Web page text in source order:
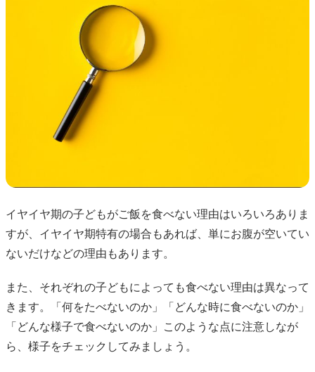
イヤイヤ期の子どもがご飯を食べない理由はいろいろありま
すが、イヤイヤ期特有の場合もあれば、単にお腹が空いてい
ないだけなどの理由もあります。
また、それぞれの子どもによっても食べない理由は異なって
きます。「何をたべないのか」「どんな時に食べないのか」
「どんな様子で食べないのか」このような点に注意しなが
ら、様子をチェックしてみましょう。